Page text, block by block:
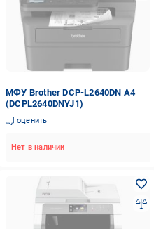
МФУ Brother DCP-L2640DN А4
(DCPL2640DNYJ1)
оценить
Нет в наличии